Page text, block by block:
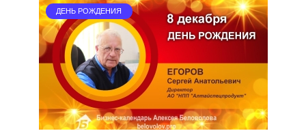
ДЕНЬ РОЖДЕНИЯ